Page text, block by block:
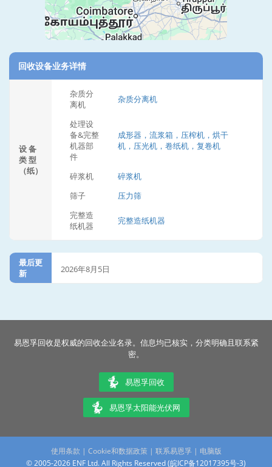
回收设备业务详情
设 备
类 型
（纸）
杂质分
离机
杂质分离机
处理设
备&完整
机器部
件
成形器，流浆箱，压榨机，烘干
机，压光机，卷纸机，复卷机
碎浆机
碎浆机
筛子
压力筛
完整造
纸机器
完整造纸机器
最后更
新
2026年8月5日
易恩孚回收是权威的回收企业名录。信息均已核实，分类明确且联系紧
密。
易恩孚回收
易恩孚太阳能光伏网
使用条款 | Cookie和数据政策| 联系易恩孚 | 电脑版
© 2005-2026 ENF Ltd. All Rights Reserved (皖ICP备12017395号-3)